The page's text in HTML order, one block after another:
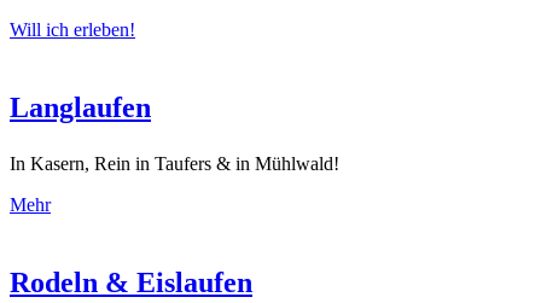
Will ich erleben!
Langlaufen
In Kasern, Rein in Taufers & in Mühlwald!
Mehr
Rodeln & Eislaufen